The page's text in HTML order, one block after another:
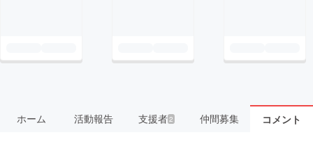
ホーム 活動報告 支援者 2 仲間募集 コメント